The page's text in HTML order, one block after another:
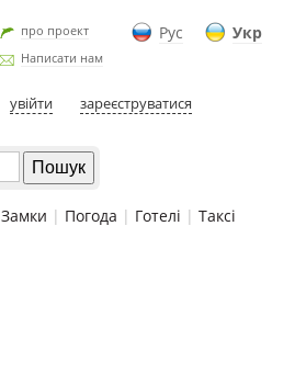
Рус Укр
про проект
Написати нам
увійти зареєструватися
Замки | Погода | Готелі | Таксі